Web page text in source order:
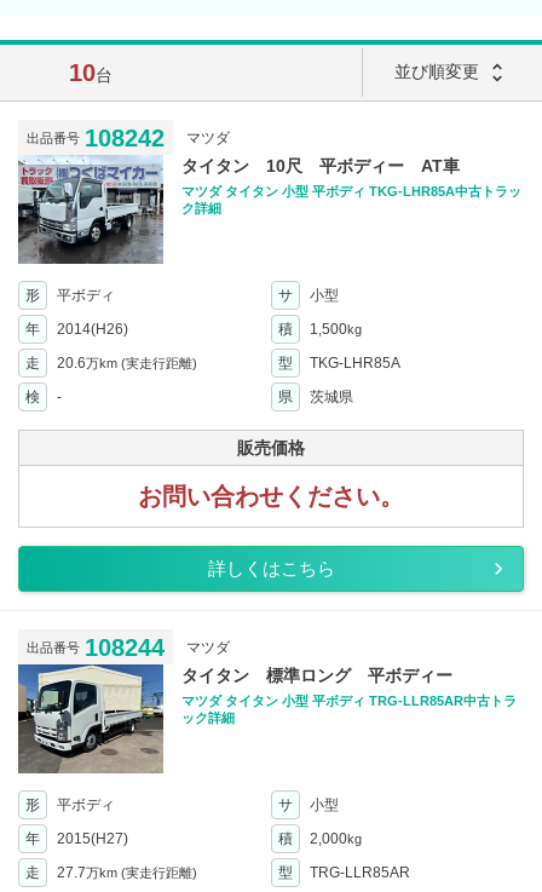
10台 並び順変更 unfold_more
出品番号 108242 マツダ
タイタン 10尺 平ボディー AT車
マツダ タイタン 小型 平ボディ TKG-LHR85A中古トラッ
ク詳細
形 平ボディ サ
小型
年
2014(H26) 積 1,500kg
走 20.6万km (実走行距離) 型
TKG-LHR85A
検
- 県 茨城県
販売価格
お問い合わせください。
詳しくはこちら
出品番号 108244 マツダ
タイタン 標準ロング 平ボディー
マツダ タイタン 小型 平ボディ TRG-LLR85AR中古トラ
ック詳細
形 平ボディ サ
小型
年
2015(H27) 積 2,000kg
走 27.7万km (実走行距離) 型
TRG-LLR85AR